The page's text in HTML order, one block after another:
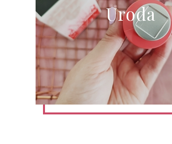
Uroda